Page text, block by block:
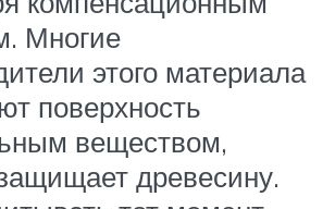
Многие
этого материала
поверхность
веществом,
древесину.